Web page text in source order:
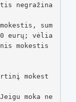
negražina
sum
eurų; vėlia
mokestis
mokest